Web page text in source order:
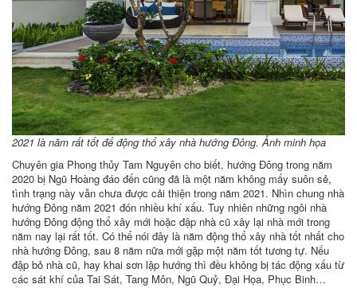
2021 là năm rất tốt để động thổ xây nhà hướng Đông. Ảnh minh họa
Chuyên gia Phong thủy Tam Nguyên cho biết, hướng Đông trong năm
2020 bị Ngũ Hoàng đáo đến cũng đã là một năm không mấy suôn sẻ,
tình trạng này vẫn chưa được cải thiện trong năm 2021. Nhìn chung nhà
hướng Đông năm 2021 đón nhiều khí xấu. Tuy nhiên những ngôi nhà
hướng Đông động thổ xây mới hoặc đập nhà cũ xây lại nhà mới trong
năm nay lại rất tốt. Có thể nói đây là năm động thổ xây nhà tốt nhất cho
nhà hướng Đông, sau 8 năm nữa mới gặp một năm tốt tương tự. Nếu
đập bỏ nhà cũ, hay khai sơn lập hướng thì đều không bị tác động xấu từ
các sát khí của Tai Sát, Tang Môn, Ngũ Quỷ, Đại Họa, Phục Binh…